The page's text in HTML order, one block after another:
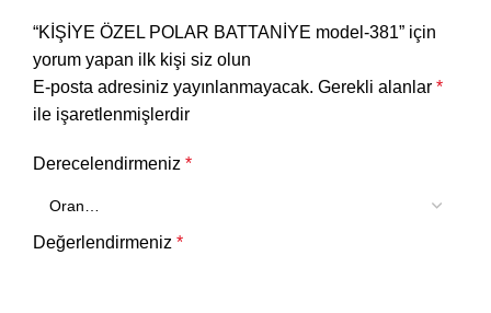
“KİŞİYE ÖZEL POLAR BATTANİYE model-381” için
yorum yapan ilk kişi siz olun
E-posta adresiniz yayınlanmayacak. Gerekli alanlar *
ile işaretlenmişlerdir
Derecelendirmeniz *
Değerlendirmeniz *